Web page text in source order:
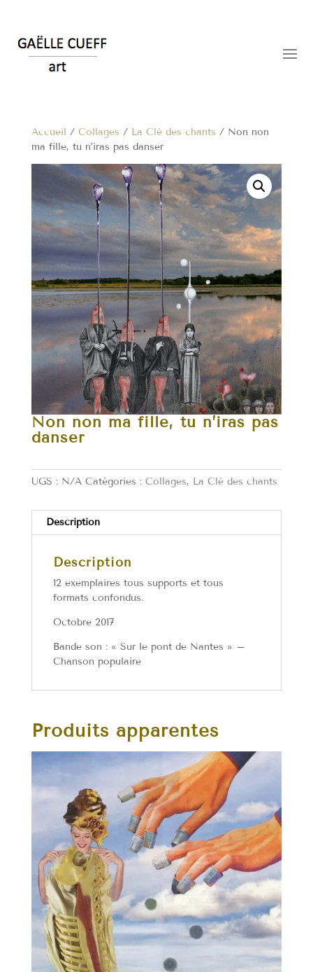
Accueil / Collages / La Clé des chants / Non non
ma fille, tu n’iras pas danser
Non non ma fille, tu n’iras pas
danser
UGS : N/A Catégories : Collages, La Clé des chants
Description
Description
12 exemplaires tous supports et tous
formats confondus.
Octobre 2017
Bande son : « Sur le pont de Nantes » –
Chanson populaire
Produits apparentés